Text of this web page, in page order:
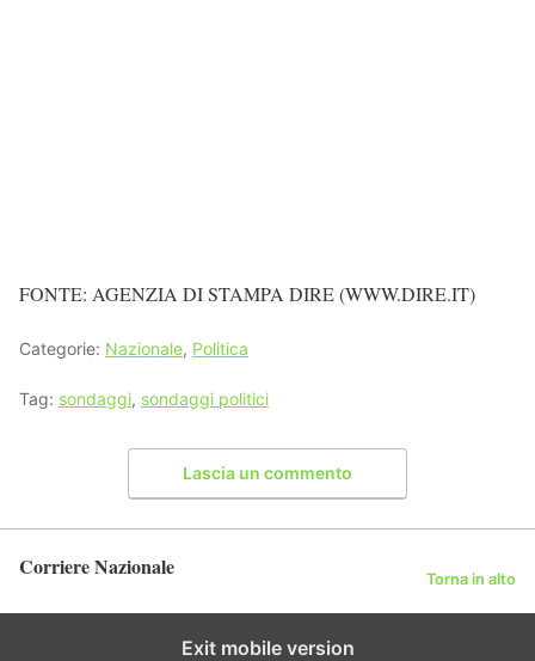
FONTE: AGENZIA DI STAMPA DIRE (WWW.DIRE.IT)
Categorie: Nazionale, Politica
Tag: sondaggi, sondaggi politici
Lascia un commento
Corriere Nazionale Torna in alto
Exit mobile version